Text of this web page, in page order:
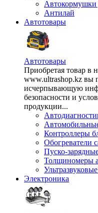
Антилай
Автотовары
Автотовары
Приобретая товар в
www.ultrashop.kz вы
исчерпывающую
безопасности и
продукции...
Контроллеры
Обогреватели
Пуско-
Толщиномеры
Электроника